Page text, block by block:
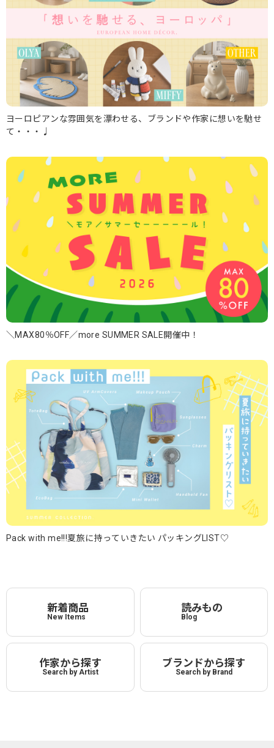
ヨーロピアンな雰囲気を漂わせる、ブランドや作家に想いを馳せ
て・・・♩
＼MAX80％OFF／more SUMMER SALE開催中！
Pack with me!!!夏旅に持っていきたい パッキングLIST♡
新着商品
New Items
読みもの
Blog
作家から探す
Search by Artist
ブランドから探す
Search by Brand